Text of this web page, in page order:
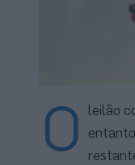
O
leilão